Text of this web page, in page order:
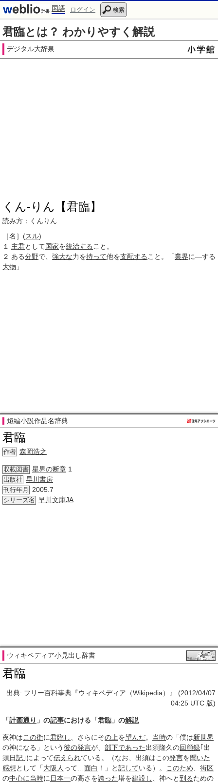
国語 ログイン 検索
君臨とは？ わかりやすく解説
デジタル大辞泉
くん‐りん【君臨】
読み方：くんりん
［名］ (スル)
１
主君として国家を統治する こと。
２ ある分野で、 強大な力を持って他を支配する こと。「業界に―する
大物 」
短編小説作品名辞典
君臨
作者 森岡浩之
収載図書 星界の断章 1
出版社 早川書房
刊行年月 2005.7
シリーズ名 早川文庫JA
ウィキペディア小見出し辞書
君臨
出典: フリー百科事典『ウィキペディア（Wikipedia）』 (2012/04/07
04:25 UTC 版)
「計画通り 」の記事における「君臨」の解説
夜神はこの街に君臨し 、さらにその上を望んだ。 当時の「僕は新世界
の神になる」という彼の発言が、 部下であった出須隆久の回顧録 ｢出
須日記 ｣によって伝えられている。（なお、出須はこの発言を聞いた
感想として「大阪人 って… 面白 ！」と記している）。 このため
街区
の中心に当時に 日本一の高さを誇った塔を建設し 、神へと到るための